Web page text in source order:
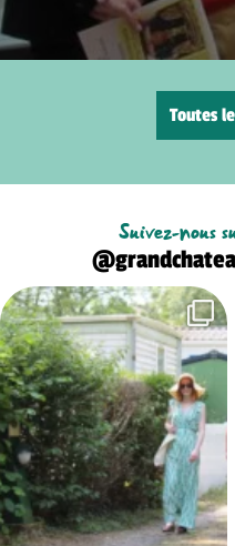
Toutes
Suivez-nous